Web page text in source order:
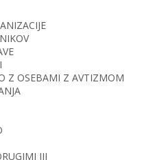
Z OSEBAMI Z AVTIZMOM
III